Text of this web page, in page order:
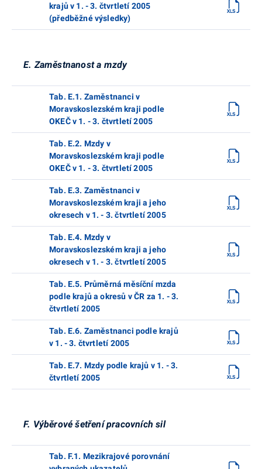
krajů v 1. - 3. čtvrtletí 2005
(předběžné výsledky)
E. Zaměstnanost a mzdy
Tab. E.1. Zaměstnanci v
Moravskoslezském kraji podle
OKEČ v 1. - 3. čtvrtletí 2005
Tab. E.2. Mzdy v
Moravskoslezském kraji podle
OKEČ v 1. - 3. čtvrtletí 2005
Tab. E.3. Zaměstnanci v
Moravskoslezském kraji a jeho
okresech v 1. - 3. čtvrtletí 2005
Tab. E.4. Mzdy v
Moravskoslezském kraji a jeho
okresech v 1. - 3. čtvrtletí 2005
Tab. E.5. Průměrná měsíční mzda
podle krajů a okresů v ČR za 1. - 3.
čtvrtletí 2005
Tab. E.6. Zaměstnanci podle krajů
v 1. - 3. čtvrtletí 2005
Tab. E.7. Mzdy podle krajů v 1. - 3.
čtvrtletí 2005
F. Výběrové šetření pracovních sil
Tab. F.1. Mezikrajové porovnání